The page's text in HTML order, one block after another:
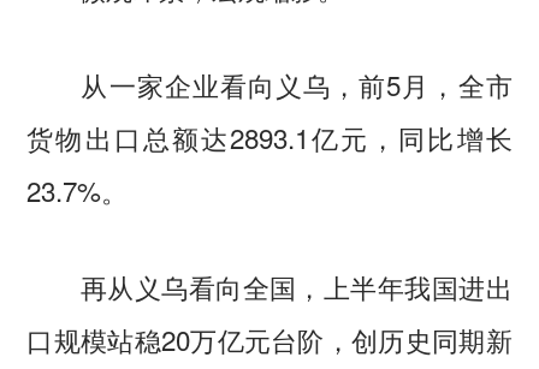
从一家企业看向义乌，前5月，全市
货物出口总额达2893.1亿元，同比增长
23.7%。
再从义乌看向全国，上半年我国进出
口规模站稳20万亿元台阶，创历史同期新